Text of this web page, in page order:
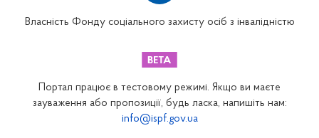
Закарпатське відділення
Запорізьке відділення
Власність Фонду соціального захисту осіб з інвалідністю
Портал працює в тестовому режимі. Якщо ви маєте
зауваження або пропозиції, будь ласка, напишіть нам:
info@ispf.gov.ua